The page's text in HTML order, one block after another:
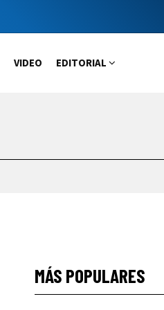
VIDEO EDITORIAL
MÁS POPULARES